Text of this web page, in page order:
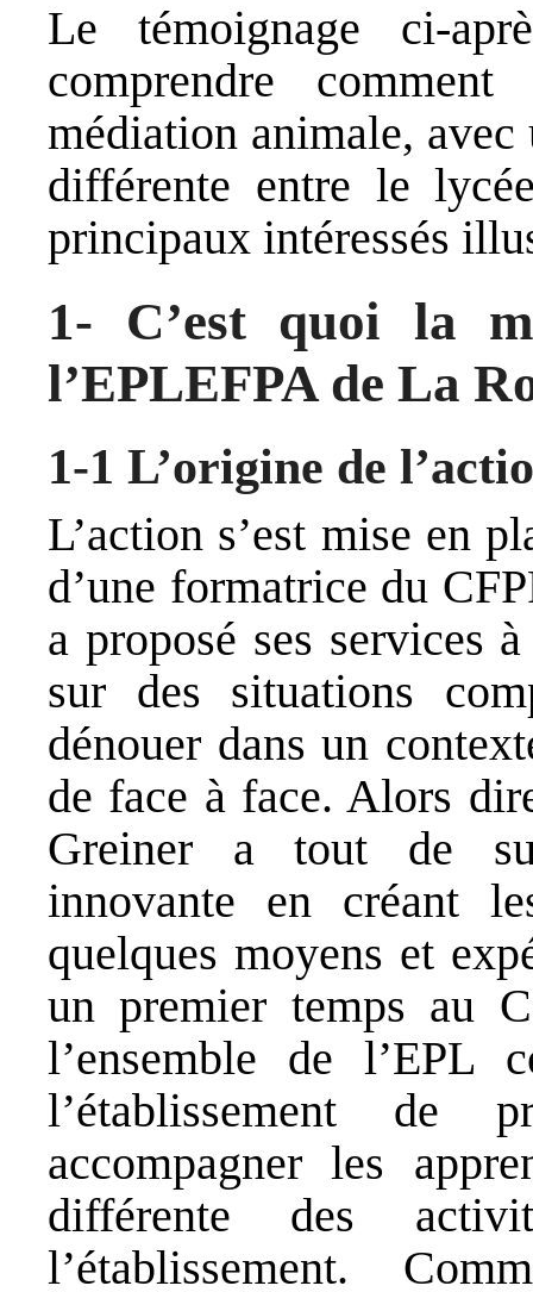
Le témoignage ci-
comprendre
médiation animale,
différente entre le
principaux intéressés
1- C’est quoi la
l’EPLEFPA de La
1-1 L’origine de
L’action s’est mise en
d’une formatrice du
a proposé ses services
sur des situations
dénouer dans un
de face à face. Alors
Greiner a tout de
innovante en créant
quelques moyens et
un premier temps au
l’ensemble de l’EPL
l’établissement de
accompagner les
différente des
l’établissement.